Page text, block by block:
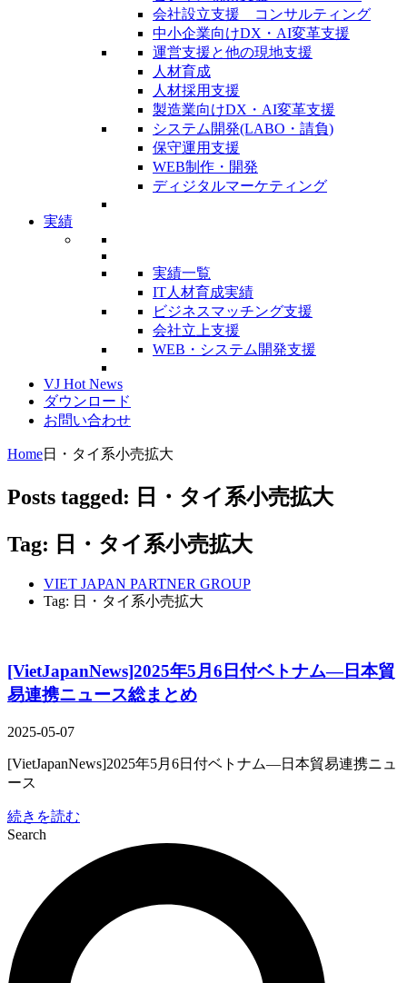
会社設立支援 コンサルティング
中小企業向けDX・AI変革支援
運営支援と他の現地支援
人材育成
人材採用支援
製造業向けDX・AI変革支援
システム開発(LABO・請負)
保守運用支援
WEB制作・開発
ディジタルマーケティング
実績
実績一覧
IT人材育成実績
ビジネスマッチング支援
会社立上支援
WEB・システム開発支援
VJ Hot News
ダウンロード
お問い合わせ
Home日・タイ系小売拡大
Posts tagged: 日・タイ系小売拡大
Tag: 日・タイ系小売拡大
VIET JAPAN PARTNER GROUP
Tag: 日・タイ系小売拡大
[VietJapanNews]2025年5月6日付ベトナム―日本貿
易連携ニュース総まとめ
2025-05-07
[VietJapanNews]2025年5月6日付ベトナム―日本貿易連携ニュ
ース
続きを読む
Search